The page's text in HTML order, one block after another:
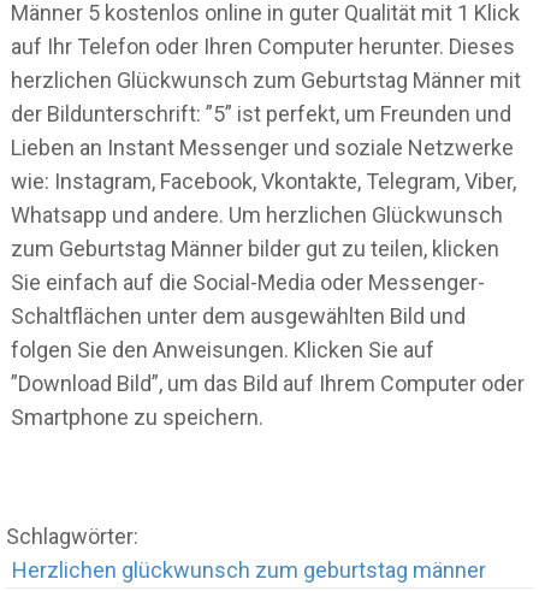
Männer 5 kostenlos online in guter Qualität mit 1 Klick
auf Ihr Telefon oder Ihren Computer herunter. Dieses
herzlichen Glückwunsch zum Geburtstag Männer mit
der Bildunterschrift: ”5” ist perfekt, um Freunden und
Lieben an Instant Messenger und soziale Netzwerke
wie: Instagram, Facebook, Vkontakte, Telegram, Viber,
Whatsapp und andere. Um herzlichen Glückwunsch
zum Geburtstag Männer bilder gut zu teilen, klicken
Sie einfach auf die Social-Media oder Messenger-
Schaltflächen unter dem ausgewählten Bild und
folgen Sie den Anweisungen. Klicken Sie auf
”Download Bild”, um das Bild auf Ihrem Computer oder
Smartphone zu speichern.
Schlagwörter:
Herzlichen glückwunsch zum geburtstag männer